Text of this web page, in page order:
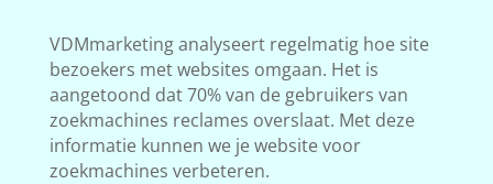
VDMmarketing analyseert regelmatig hoe site
bezoekers met websites omgaan. Het is
aangetoond dat 70% van de gebruikers van
zoekmachines reclames overslaat. Met deze
informatie kunnen we je website voor
zoekmachines verbeteren.